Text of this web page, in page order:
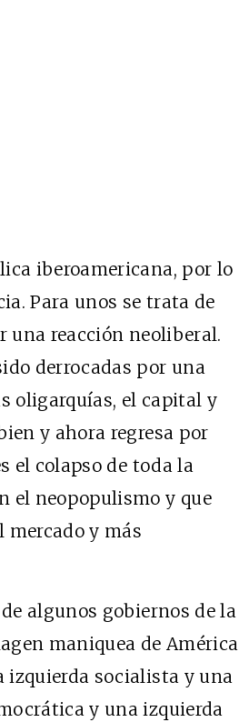
iberoamericana, por lo
Para unos se trata de
una reacción neoliberal.
derrocadas por una
oligarquías, el capital y
y ahora regresa por
el colapso de toda la
el neopopulismo y que
mercado y más
algunos gobiernos de la
maniquea de América
izquierda socialista y una
y una izquierda